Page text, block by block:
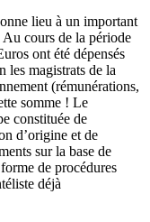
lieu à un important
cours de la période
ont été dépensés
les magistrats de la
(rémunérations,
somme ! Le
constituée de
d’origine et de
sur la base de
de procédures
déjà